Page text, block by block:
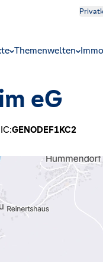
Themenwelten
eG
GENODEF1KC2